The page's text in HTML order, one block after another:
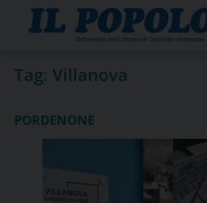
Tag: Villanova
PORDENONE